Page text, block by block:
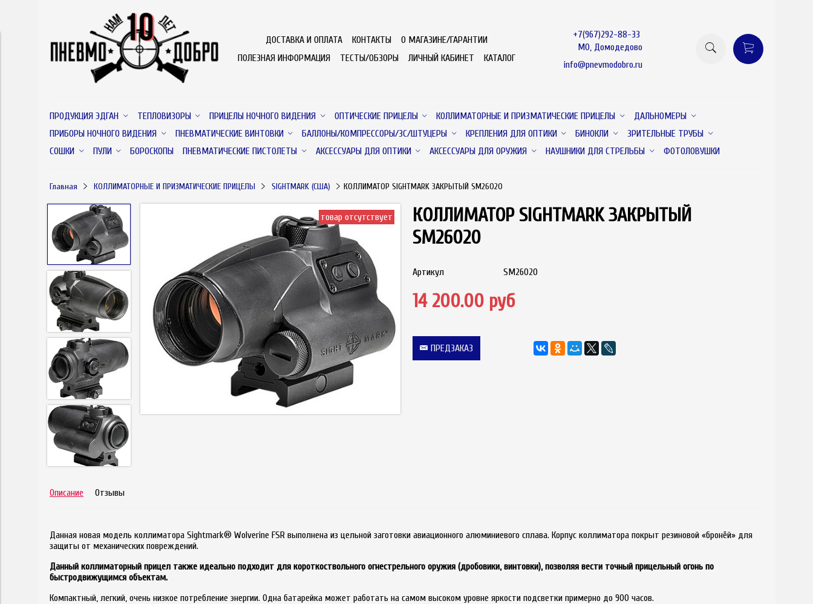
ДОСТАВКА И ОПЛАТА КОНТАКТЫ
О МАГАЗИНЕ/ГАРАНТИИ
ПОЛЕЗНАЯ ИНФОРМАЦИЯ
ТЕСТЫ/ОБЗОРЫ ЛИЧНЫЙ КАБИНЕТ КАТАЛОГ
+7(967)292-88-33
МО, Домодедово
info@pnevmodobro.ru
ПРОДУКЦИЯ ЭДГАН ТЕПЛОВИЗОРЫ ПРИЦЕЛЫ НОЧНОГО ВИДЕНИЯ ОПТИЧЕСКИЕ ПРИЦЕЛЫ КОЛЛИМАТОРНЫЕ И ПРИЗМАТИЧЕСКИЕ ПРИЦЕЛЫ
ДАЛЬНОМЕРЫ
ПРИБОРЫ НОЧНОГО ВИДЕНИЯ
ПНЕВМАТИЧЕСКИЕ ВИНТОВКИ БАЛЛОНЫ/КОМПРЕССОРЫ/ЗС/ШТУЦЕРЫ КРЕПЛЕНИЯ ДЛЯ ОПТИКИ БИНОКЛИ
ЗРИТЕЛЬНЫЕ ТРУБЫ
СОШКИ
ПУЛИ БОРОСКОПЫ ПНЕВМАТИЧЕСКИЕ ПИСТОЛЕТЫ АКСЕССУАРЫ ДЛЯ ОПТИКИ АКСЕССУАРЫ ДЛЯ ОРУЖИЯ НАУШНИКИ ДЛЯ СТРЕЛЬБЫ ФОТОЛОВУШКИ
Главная КОЛЛИМАТОРНЫЕ И ПРИЗМАТИЧЕСКИЕ ПРИЦЕЛЫ SIGHTMARK (США) КОЛЛИМАТОР SIGHTMARK ЗАКРЫТЫЙ SM26020
товар отсутствует товар отсутствует
КОЛЛИМАТОР SIGHTMARK ЗАКРЫТЫЙ
SM26020
Артикул SM26020
14 200.00 руб
ПРЕДЗАКАЗ
Описание Отзывы
Данная новая модель коллиматора Sightmark® Wolverine FSR выполнена из цельной заготовки авиационного алюминиевого сплава. Корпус коллиматора покрыт резиновой «бронёй» для
защиты от механических повреждений.
Данный коллиматорный прицел также идеально подходит для короткоствольного огнестрельного оружия (дробовики, винтовки), позволяя вести точный прицельный огонь по
быстродвижущимся объектам.
Компактный, легкий, очень низкое потребление энергии. Одна батарейка может работать на самом высоком уровне яркости подсветки примерно до 900 часов.